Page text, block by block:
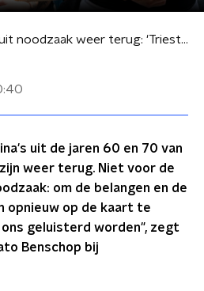
Dolle Mina's uit noodzaak weer terug: 'Triest dat het nodig is, maar fijn dat het gebeurt'
uit de jaren 60 en 70 van
weer terug. Niet voor de
om de belangen en de
opnieuw op de kaart te
geluisterd worden", zegt
Benschop bij